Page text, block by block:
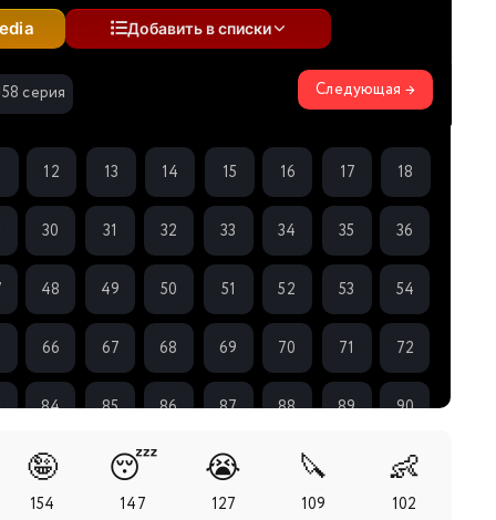
Добавить в списки
серия Следующая →
12 13 14 15 16 17 18
30 31 32 33 34 35 36
48 49 50 51 52 53 54
66 67 68 69 70 71 72
84 85 86 87 88 89 90
102 103 105 108
🤪
154
😴
147
😭
127
🔪
109
👶
102